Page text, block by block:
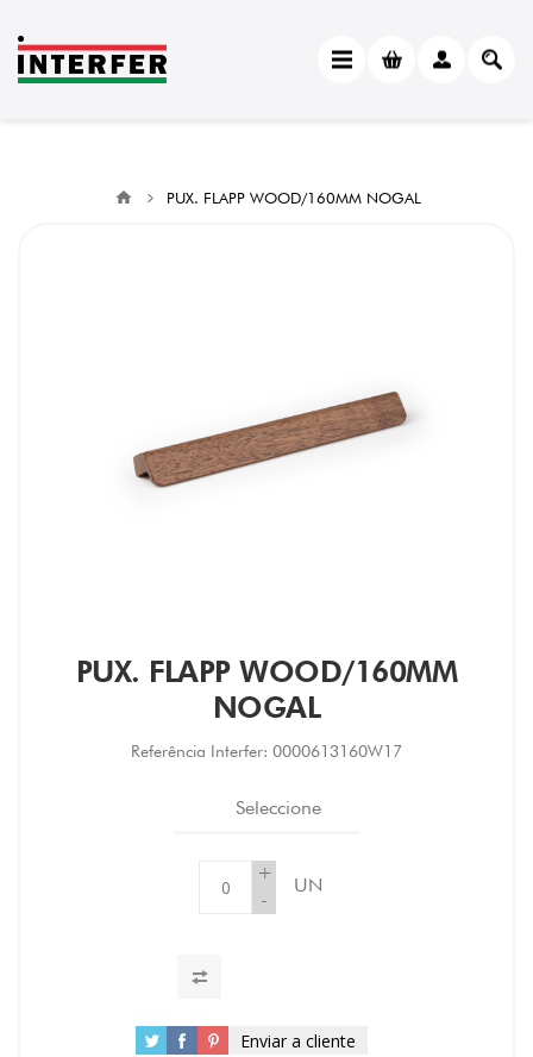
PUX. FLAPP WOOD/160MM NOGAL
PUX. FLAPP WOOD/160MM
NOGAL
Referência Interfer: 0000613160W17
Seleccione
+
-
UN
Enviar a cliente